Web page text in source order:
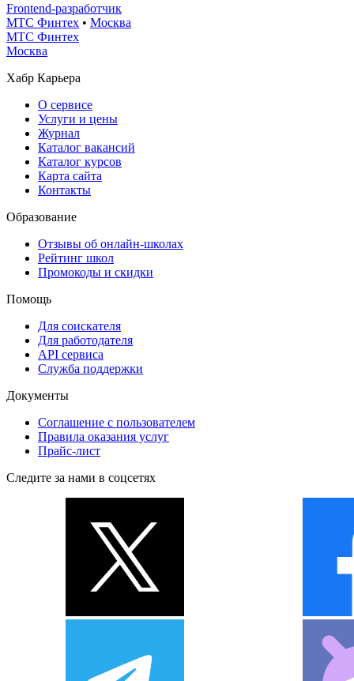
Frontend-разработчик
МТС Финтех • Москва
МТС Финтех
Москва
Хабр Карьера
О сервисе
Услуги и цены
Журнал
Каталог вакансий
Каталог курсов
Карта сайта
Контакты
Образование
Отзывы об онлайн-школах
Рейтинг школ
Промокоды и скидки
Помощь
Для соискателя
Для работодателя
API сервиса
Служба поддержки
Документы
Соглашение с пользователем
Правила оказания услуг
Прайс-лист
Следите за нами в соцсетях